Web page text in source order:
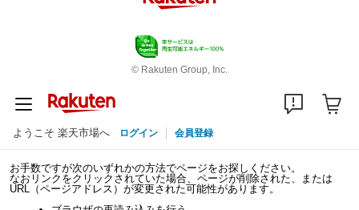
© Rakuten Group, Inc.
ようこそ 楽天市場へ ログイン 会員登録
お手数ですが次のいずれかの方法でページをお探しください。
なおリンクをクリックされていた場合、ページが削除された、または
URL（ページアドレス）が変更された可能性があります。